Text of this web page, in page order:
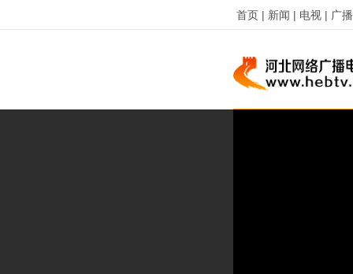
首页 | 新闻 | 电视 | 广